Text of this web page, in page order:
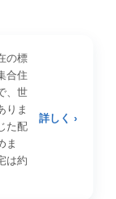
の標
合住
、世
りま
た配
ま
は約
詳しく ›